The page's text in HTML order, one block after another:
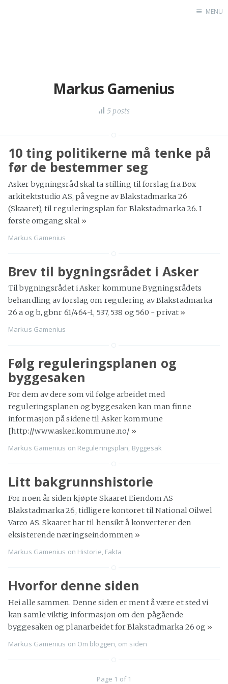
MENU
Markus Gamenius
5 posts
10 ting politikerne må tenke på
før de bestemmer seg
Asker bygningsråd skal ta stilling til forslag fra Box
arkitektstudio AS, på vegne av Blakstadmarka 26
(Skaaret), til reguleringsplan for Blakstadmarka 26. I
første omgang skal »
Markus Gamenius
Brev til bygningsrådet i Asker
Til bygningsrådet i Asker kommune Bygningsrådets
behandling av forslag om regulering av Blakstadmarka
26 a og b, gbnr 61/464-1, 537, 538 og 560 - privat »
Markus Gamenius
Følg reguleringsplanen og
byggesaken
For dem av dere som vil følge arbeidet med
reguleringsplanen og byggesaken kan man finne
informasjon på sidene til Asker kommune
[http://www.asker.kommune.no/ »
Markus Gamenius on Reguleringsplan Byggesak
Litt bakgrunnshistorie
For noen år siden kjøpte Skaaret Eiendom AS
Blakstadmarka 26, tidligere kontoret til National Oilwel
Varco AS. Skaaret har til hensikt å konverterer den
eksisterende næringseindommen »
Markus Gamenius on Historie, Fakta
Hvorfor denne siden
Hei alle sammen. Denne siden er ment å være et sted vi
kan samle viktig informasjon om den pågående
byggesaken og planarbeidet for Blakstadmarka 26 og »
Markus Gamenius on Om bloggen om siden
Page 1 of 1